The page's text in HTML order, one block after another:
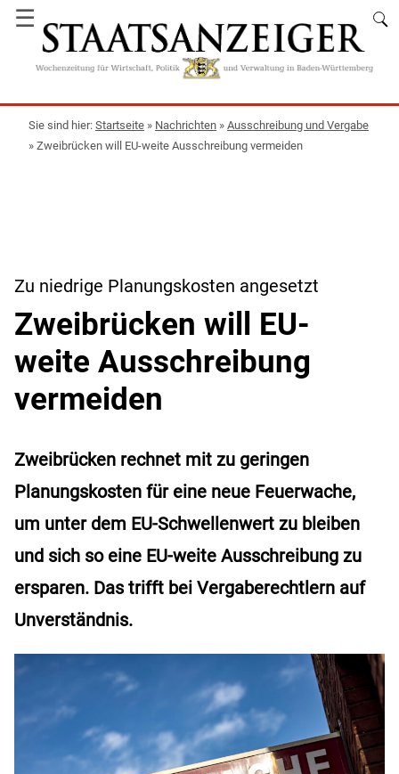
☰
Startseite » Nachrichten » Ausschreibung und Vergabe
» Zweibrücken will EU-weite Ausschreibung vermeiden
Zu niedrige Planungskosten angesetzt
Zweibrücken will EU-
weite Ausschreibung
vermeiden
Zweibrücken rechnet mit zu geringen
Planungskosten für eine neue Feuerwache,
um unter dem EU-Schwellenwert zu bleiben
und sich so eine EU-weite Ausschreibung zu
ersparen. Das trifft bei Vergaberechtlern auf
Unverständnis.